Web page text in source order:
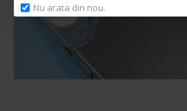
Nu arata din nou.